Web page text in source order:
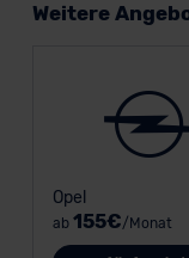
Weitere
Opel
ab 155€/Monat